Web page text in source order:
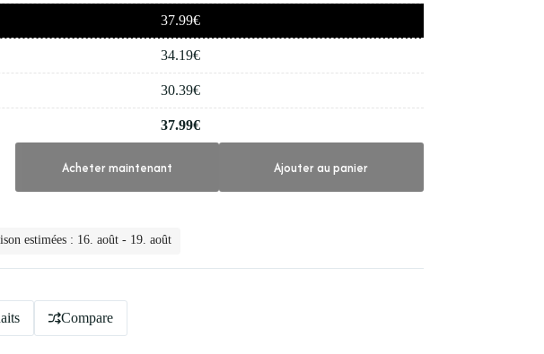
37.99€
34.19€
30.39€
37.99€
Acheter maintenant Ajouter au panier
estimées : 16. août - 19. août
Compare